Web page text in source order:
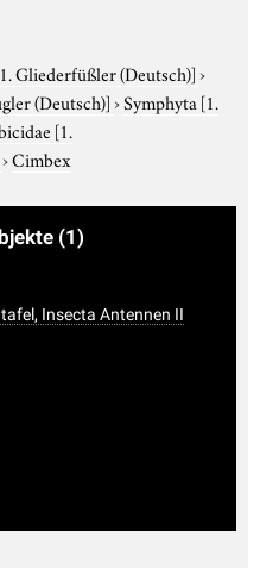
Gliederfüßler (Deutsch)]›
(Deutsch)]›Symphyta [1.
[1.
›Cimbex
(1)
Insecta Antennen II